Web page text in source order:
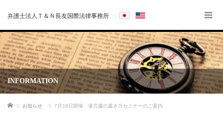
弁護士法人Ｔ＆Ｎ長友国際法律事務所
INFORMATION
ホーム お知らせ 7月19日開催 遺言書の書き方セミナーのご案内